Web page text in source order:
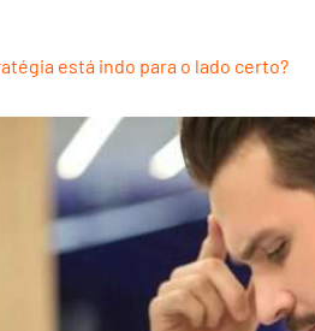
está indo para o lado certo?